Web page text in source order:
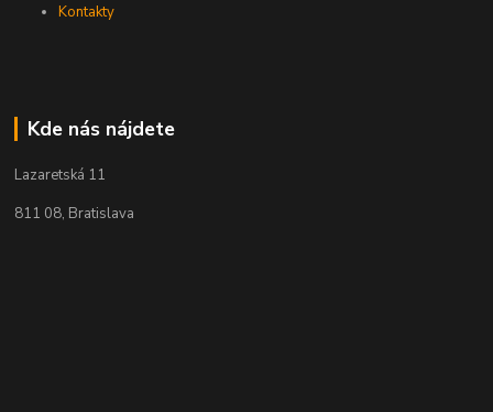
Kontakty
Kde nás nájdete
Lazaretská 11
811 08, Bratislava